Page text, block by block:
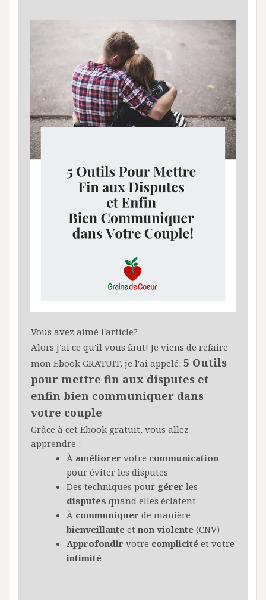
Vous avez aimé l'article?
Alors j'ai ce qu'il vous faut! Je viens de refaire
mon Ebook GRATUIT, je l'ai appelé: 5 Outils
pour mettre fin aux disputes et
enfin bien communiquer dans
votre couple
Grâce à cet Ebook gratuit, vous allez
apprendre :
À améliorer votre communication
pour éviter les disputes
Des techniques pour gérer les
disputes quand elles éclatent
À communiquer de manière
bienveillante etnon violente (CNV)
Approfondir votre complicité et votre
intimité